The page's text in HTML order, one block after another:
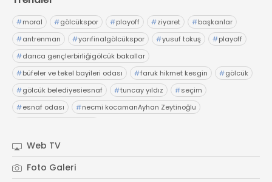
#moral #gölcükspor #playoff #ziyaret #başkanlar
#antrenman #yarıfinalgölcükspor #yusuf tokuş #playoff
#darıca gençlerbirliğigölcük bakallar
#büfeler ve tekel bayileri odası #faruk hikmet kesgin #gölcük
#gölcük belediyesiesnaf #tuncay yıldız #seçim
#esnaf odası #necmi kocamanAyhan Zeytinoğlu
Web TV
Foto Galeri